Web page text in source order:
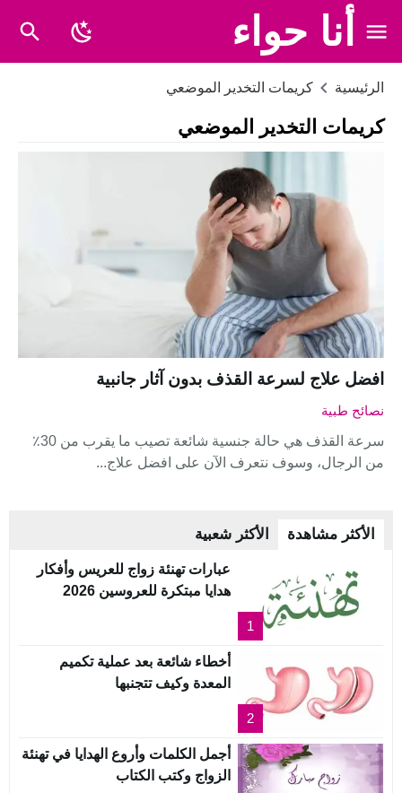
أنا حواء
الرئيسية كريمات التخدير الموضعي
كريمات التخدير الموضعي
افضل علاج لسرعة القذف بدون آثار جانبية
نصائح طبية
سرعة القذف هي حالة جنسية شائعة تصيب ما يقرب من 30٪
من الرجال، وسوف نتعرف الآن على افضل علاج...
الأكثر مشاهدة الأكثر شعبية
1
عبارات تهنئة زواج للعريس وأفكار
هدايا مبتكرة للعروسين 2026
2
أخطاء شائعة بعد عملية تكميم
المعدة وكيف تتجنبها
أجمل الكلمات وأروع الهدايا في تهنئة
الزواج وكتب الكتاب